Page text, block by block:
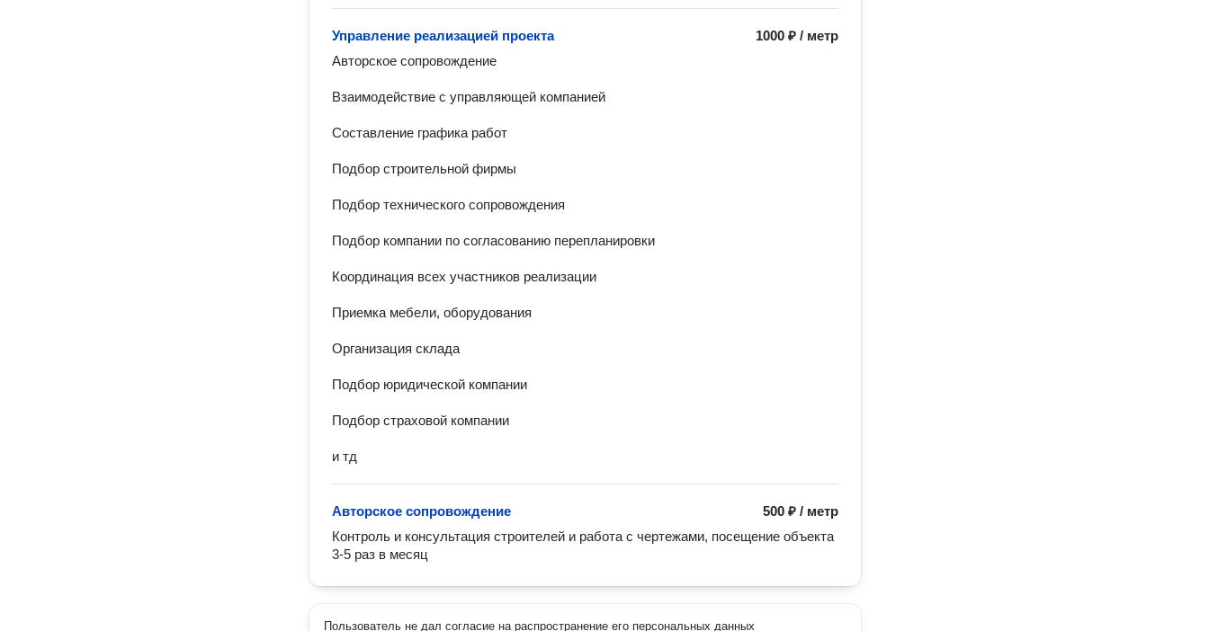
1000 ₽ / метр
Управление реализацией проекта
Авторское сопровождение
Взаимодействие с управляющей компанией
Составление графика работ
Подбор строительной фирмы
Подбор технического сопровождения
Подбор компании по согласованию перепланировки
Координация всех участников реализации
Приемка мебели, оборудования
Организация склада
Подбор юридической компании
Подбор страховой компании
и тд
500 ₽ / метр
Авторское сопровождение
Контроль и консультация строителей и работа с чертежами, посещение объекта
3-5 раз в месяц
Пользователь не дал согласие на распространение его персональных данных